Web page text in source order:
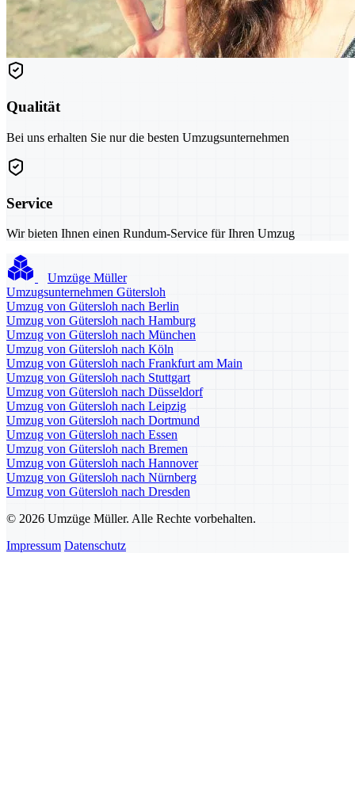
Qualität
Bei uns erhalten Sie nur die besten Umzugsunternehmen
Service
Wir bieten Ihnen einen Rundum-Service für Ihren Umzug
Umzüge Müller
Umzugsunternehmen Gütersloh
Umzug von Gütersloh nach Berlin
Umzug von Gütersloh nach Hamburg
Umzug von Gütersloh nach München
Umzug von Gütersloh nach Köln
Umzug von Gütersloh nach Frankfurt am Main
Umzug von Gütersloh nach Stuttgart
Umzug von Gütersloh nach Düsseldorf
Umzug von Gütersloh nach Leipzig
Umzug von Gütersloh nach Dortmund
Umzug von Gütersloh nach Essen
Umzug von Gütersloh nach Bremen
Umzug von Gütersloh nach Hannover
Umzug von Gütersloh nach Nürnberg
Umzug von Gütersloh nach Dresden
© 2026 Umzüge Müller. Alle Rechte vorbehalten.
Impressum Datenschutz